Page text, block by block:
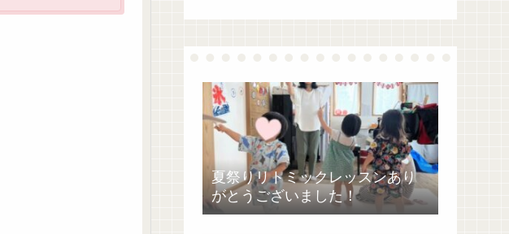
夏祭りリトミックレッスンあり
がとうございました！